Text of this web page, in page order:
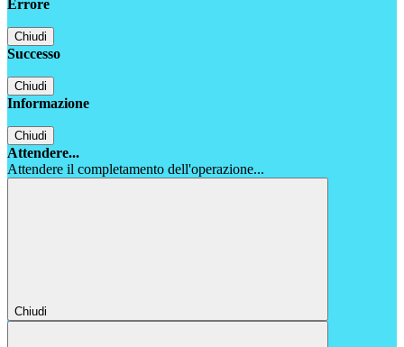
Errore
Chiudi
Successo
Chiudi
Informazione
Chiudi
Attendere...
Attendere il completamento dell'operazione...
Chiudi